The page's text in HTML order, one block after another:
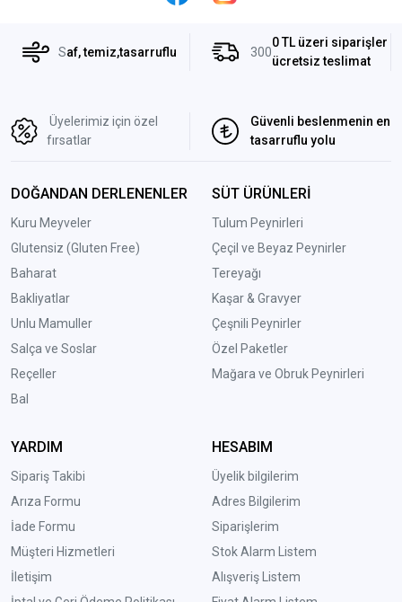
Saf, temiz,tasarruflu 300
0 TL üzeri siparişler
ücretsiz teslimat
Üyelerimiz için özel
fırsatlar
Güvenli beslenmenin en
tasarruflu yolu
DOĞANDAN DERLENENLER
Kuru Meyveler
Glutensiz (Gluten Free)
Baharat
Bakliyatlar
Unlu Mamuller
Salça ve Soslar
Reçeller
Bal
SÜT ÜRÜNLERİ
Tulum Peynirleri
Çeçil ve Beyaz Peynirler
Tereyağı
Kaşar & Gravyer
Çeşnili Peynirler
Özel Paketler
Mağara ve Obruk Peynirleri
YARDIM
Sipariş Takibi
Arıza Formu
İade Formu
Müşteri Hizmetleri
İletişim
HESABIM
Üyelik bilgilerim
Adres Bilgilerim
Siparişlerim
Stok Alarm Listem
Alışveriş Listem